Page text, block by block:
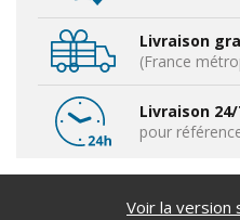
Livraison
(France
Livraison
pour
Voir la version